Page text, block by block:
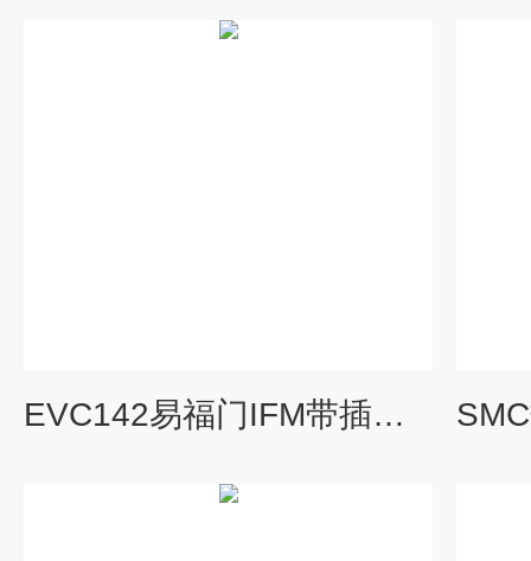
EVC142易福门IFM带插座连接电缆EVC144基本说明